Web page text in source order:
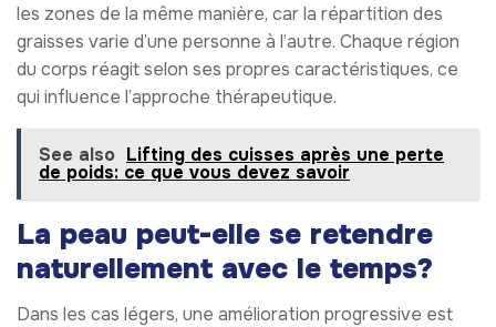
les zones de la même manière, car la répartition des
graisses varie d’une personne à l’autre. Chaque région
du corps réagit selon ses propres caractéristiques, ce
qui influence l’approche thérapeutique.
See also Lifting des cuisses après une perte
de poids: ce que vous devez savoir
La peau peut-elle se retendre
naturellement avec le temps?
Dans les cas légers, une amélioration progressive est